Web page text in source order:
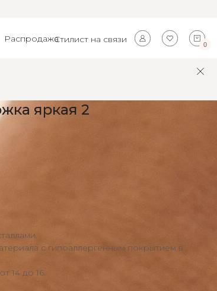
0
Стилист на связи
Распродажа
яркая 2
с гипоаллергенным покрытием в
14 до 16.